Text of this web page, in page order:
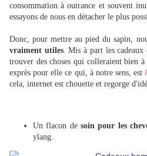
consommation à outrance et souvent
essayons de nous en détacher le plus
Donc, pour mettre au pied du sapin,
vraiment utiles. Mis à part les cadeaux
trouver des choses qui colleraient bien à
exprès pour elle ce qui, à notre sens, est
cela, internet est chouette et regorge
Un flacon de soin pour les
ylang.